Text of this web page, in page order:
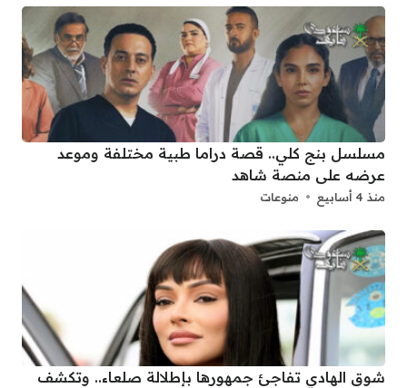
مسلسل بنج كلي.. قصة دراما طبية مختلفة وموعد
عرضه على منصة شاهد
منذ 4 أسابيع منوعات
شوق الهادي تفاجئ جمهورها بإطلالة صلعاء.. وتكشف